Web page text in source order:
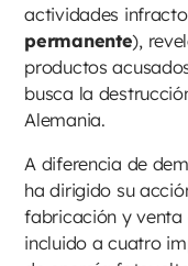
actividades
permanente),
productos
busca la
Alemania.
A diferencia de
ha dirigido su
fabricación y venta
incluido a cuatro